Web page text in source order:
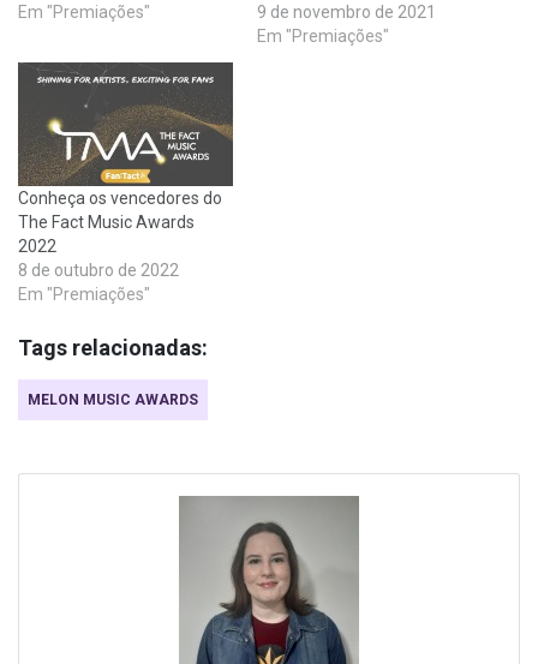
Em "Premiações"
9 de novembro de 2021
Em "Premiações"
Conheça os vencedores do
The Fact Music Awards
2022
8 de outubro de 2022
Em "Premiações"
Tags relacionadas:
MELON MUSIC AWARDS